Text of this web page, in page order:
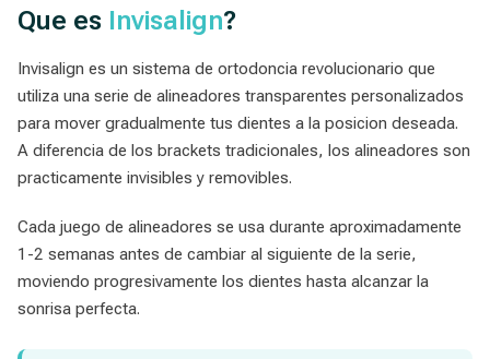
Que es Invisalign?
Invisalign es un sistema de ortodoncia revolucionario que
utiliza una serie de alineadores transparentes personalizados
para mover gradualmente tus dientes a la posicion deseada.
A diferencia de los brackets tradicionales, los alineadores son
practicamente invisibles y removibles.
Cada juego de alineadores se usa durante aproximadamente
1-2 semanas antes de cambiar al siguiente de la serie,
moviendo progresivamente los dientes hasta alcanzar la
sonrisa perfecta.